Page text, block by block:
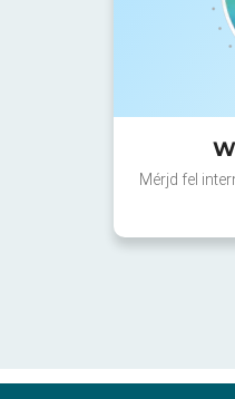
Mérjd fel